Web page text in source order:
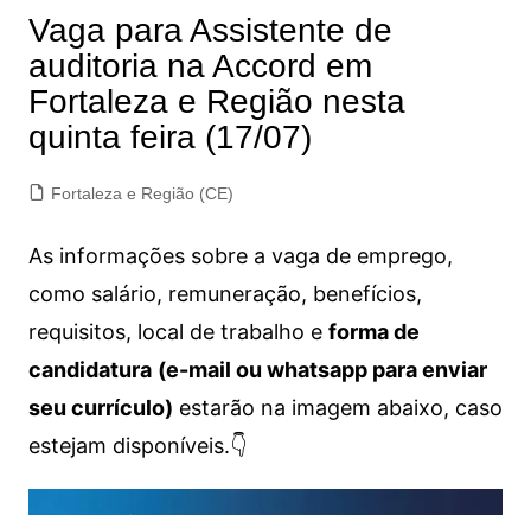
Vaga para Assistente de
auditoria na Accord em
Fortaleza e Região nesta
quinta feira (17/07)
Fortaleza e Região (CE)
As informações sobre a vaga de emprego,
como salário, remuneração, benefícios,
requisitos, local de trabalho e forma de
candidatura (e-mail ou whatsapp para enviar
seu currículo) estarão na imagem abaixo, caso
estejam disponíveis.👇